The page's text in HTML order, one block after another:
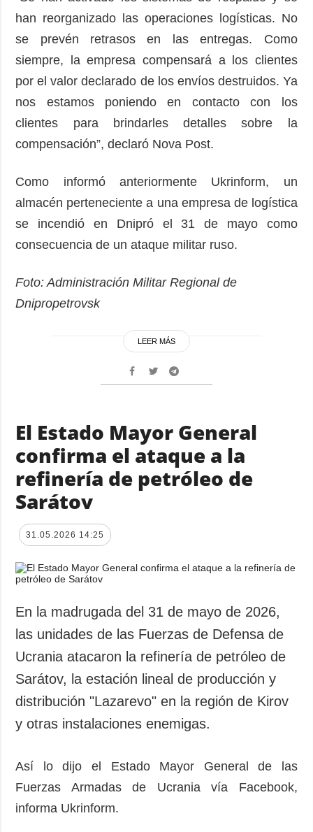
han reorganizado las operaciones logísticas. No
se prevén retrasos en las entregas. Como
siempre, la empresa compensará a los clientes
por el valor declarado de los envíos destruidos. Ya
nos estamos poniendo en contacto con los
clientes para brindarles detalles sobre la
compensación”, declaró Nova Post.
Como informó anteriormente Ukrinform, un
almacén perteneciente a una empresa de logística
se incendió en Dnipró el 31 de mayo como
consecuencia de un ataque militar ruso.
Foto: Administración Militar Regional de
Dnipropetrovsk
LEER MÁS
El Estado Mayor General
confirma el ataque a la
refinería de petróleo de
Sarátov
31.05.2026 14:25
En la madrugada del 31 de mayo de 2026,
las unidades de las Fuerzas de Defensa de
Ucrania atacaron la refinería de petróleo de
Sarátov, la estación lineal de producción y
distribución "Lazarevo" en la región de Kirov
y otras instalaciones enemigas.
Así lo dijo el Estado Mayor General de las
Fuerzas Armadas de Ucrania vía Facebook,
informa Ukrinform.